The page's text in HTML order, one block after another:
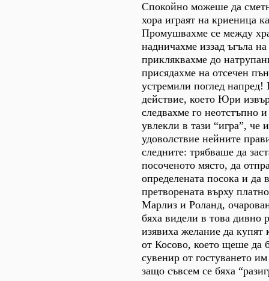
Спокойно можеше да
хора играят на криеница
Промушвахме се между
надничахме иззад ъгъла
прикляквахме до
присядахме на отсечен
устремили поглед напред!
действие, което Юри
следвахме го неотстъпно
увлекли в тази “игра”, че
удоволствие нейните
следните: трябваше да
посоченото място, да
определената посока и да
претворената върху
Марлиз и Роланд,
бяха видели в това дивно
изявиха желание да купят
от Косово, което щеше да
сувенир от гостуването
защо съвсем се бяха